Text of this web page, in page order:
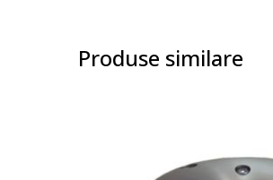
Produse similare